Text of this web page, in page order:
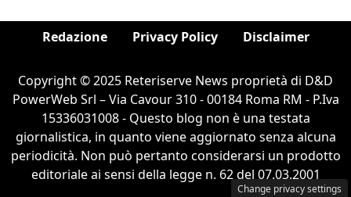
Redazione Privacy Policy Disclaimer
Copyright © 2025 Reteriserve News proprietà di D&D
PowerWeb Srl – Via Cavour 310 - 00184 Roma RM - P.Iva
15336031008 - Questo blog non è una testata
giornalistica, in quanto viene aggiornato senza alcuna
periodicità. Non può pertanto considerarsi un prodotto
editoriale ai sensi della legge n. 62 del 07.03.2001
Change privacy settings